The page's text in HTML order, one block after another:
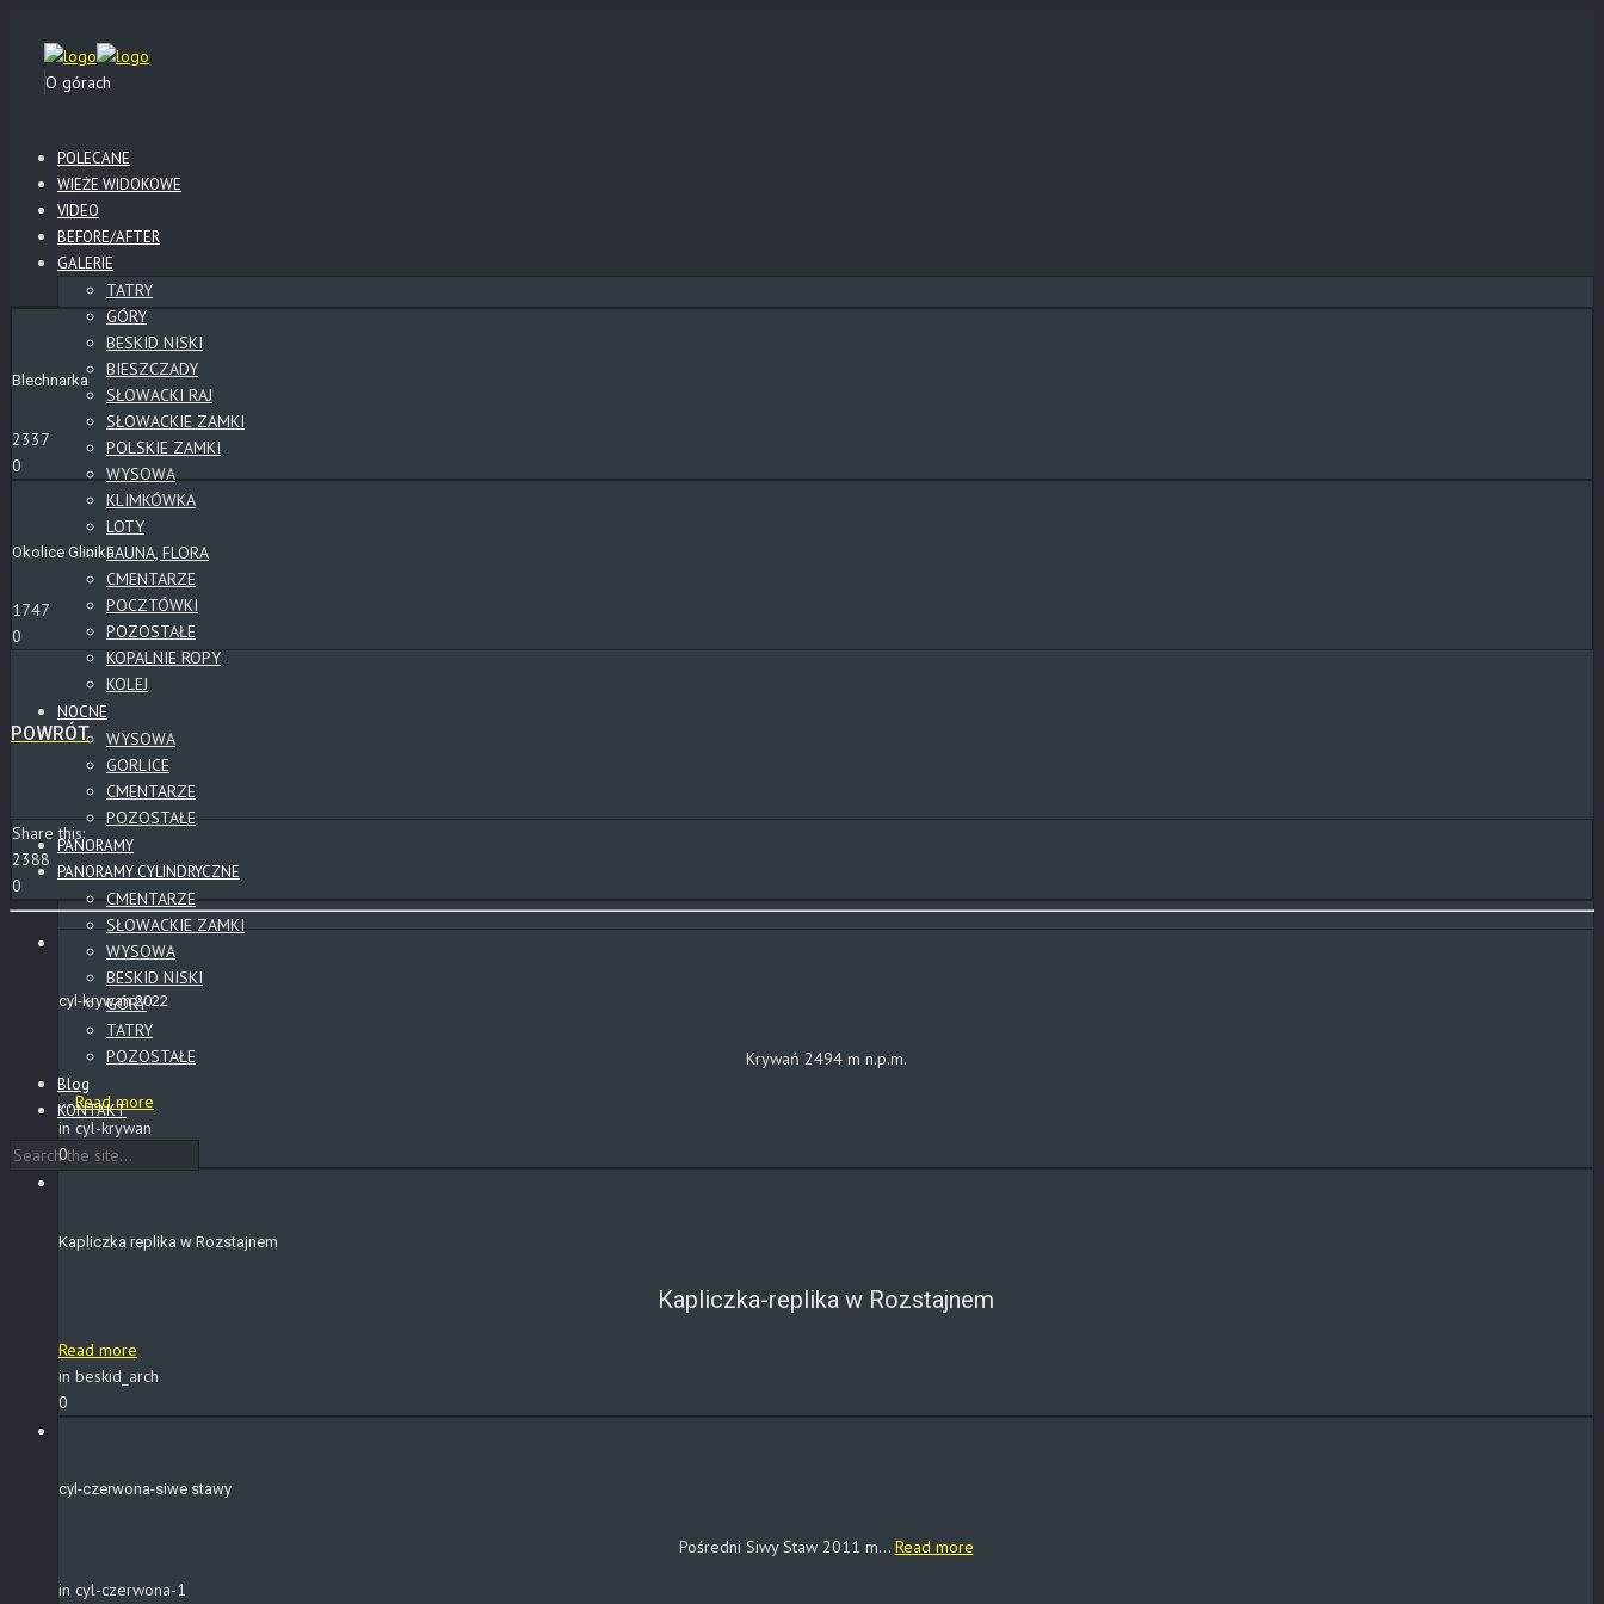
O górach
POLECANE
WIEŻE WIDOKOWE
VIDEO
BEFORE/AFTER
GALERIE
TATRY
GÓRY
BESKID NISKI
BIESZCZADY
SŁOWACKI RAJ
SŁOWACKIE ZAMKI
POLSKIE ZAMKI
WYSOWA
KLIMKÓWKA
LOTY
FAUNA, FLORA
CMENTARZE
POCZTÓWKI
POZOSTAŁE
KOPALNIE ROPY
KOLEJ
NOCNE
WYSOWA
GORLICE
CMENTARZE
POZOSTAŁE
PANORAMY
PANORAMY CYLINDRYCZNE
CMENTARZE
SŁOWACKIE ZAMKI
WYSOWA
BESKID NISKI
GÓRY
TATRY
POZOSTAŁE
Blog
KONTAKT
Blechnarka
2337
0
Okolice Glinika
1747
0
POWRÓT
Share this:
2388
0
cyl-krywan 2022
Krywań 2494 m n.p.m.
...Read more
in cyl-krywan
0
Kapliczka replika w Rozstajnem
Kapliczka-replika w Rozstajnem
Read more
in beskid_arch
0
cyl-czerwona-siwe stawy
Pośredni Siwy Staw 2011 m... Read more
in cyl-czerwona-1